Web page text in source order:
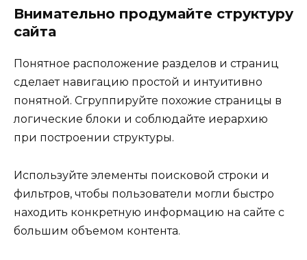
Внимательно продумайте структуру
сайта
Понятное расположение разделов и страниц
сделает навигацию простой и интуитивно
понятной. Сгруппируйте похожие страницы в
логические блоки и соблюдайте иерархию
при построении структуры.
Используйте элементы поисковой строки и
фильтров, чтобы пользователи могли быстро
находить конкретную информацию на сайте с
большим объемом контента.